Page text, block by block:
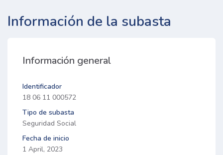
Información de la subasta
Información general
Identificador
18 06 11 000572
Tipo de subasta
Seguridad Social
Fecha de inicio
1 April, 2023